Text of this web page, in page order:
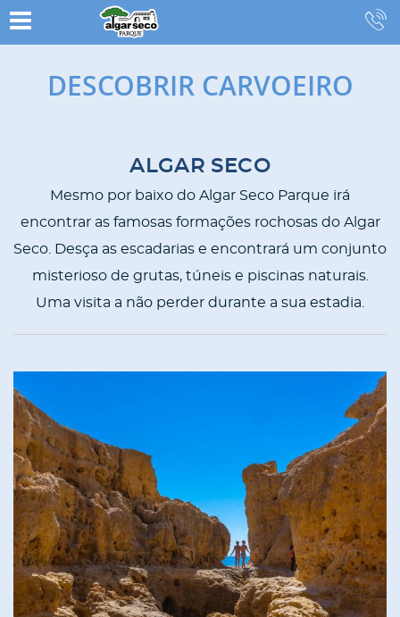
DESCOBRIR CARVOEIRO
BLOCKS
ALGAR SECO
Mesmo por baixo do Algar Seco Parque irá
encontrar as famosas formações rochosas do Algar
Seco. Desça as escadarias e encontrará um conjunto
misterioso de grutas, túneis e piscinas naturais.
Uma visita a não perder durante a sua estadia.